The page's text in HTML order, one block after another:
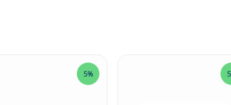
há risco de impacto de partículas volantes, como em trabalhos
contra raios ultravioleta, o que os torna adequados
EP
5%